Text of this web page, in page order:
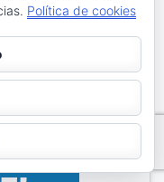
Política de cookies